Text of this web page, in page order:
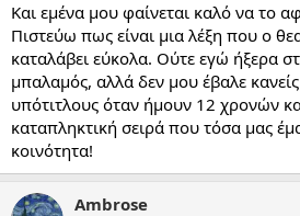
Και εμένα μου φαίνεται καλό να το
Πιστεύω πως είναι μια λέξη που ο
καταλάβει εύκολα. Ούτε εγώ ήξερα
μπαλαμός, αλλά δεν μου έβαλε
υπότιτλους όταν ήμουν 12 χρονών
καταπληκτική σειρά που τόσα μας
κοινότητα!
Ambrose